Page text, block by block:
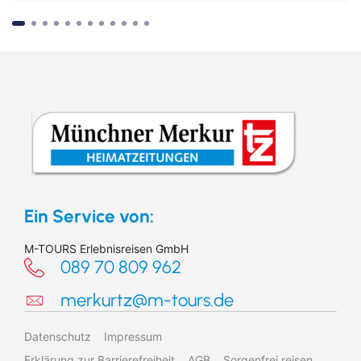
Suchen & Buchen
Reiseart
Zielgebiet
Ein Service von:
M-TOURS Erlebnisreisen GmbH
089 70 809 962
merkurtz@m-tours.de
Datenschutz
Impressum